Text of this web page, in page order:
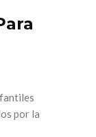
por la